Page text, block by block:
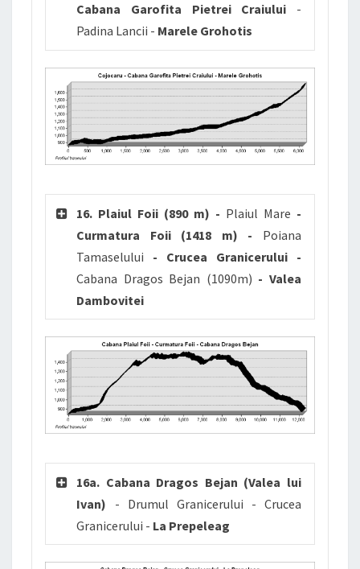
Cabana Garofita Pietrei Craiului -
Padina Lancii - Marele Grohotis
16. Plaiul Foii (890 m) - Plaiul Mare -
Curmatura Foii (1418 m) - Poiana
Tamaselului - Crucea Granicerului -
Cabana Dragos Bejan (1090m) - Valea
Dambovitei
16a. Cabana Dragos Bejan (Valea lui
Ivan) - Drumul Granicerului - Crucea
Granicerului - La Prepeleag